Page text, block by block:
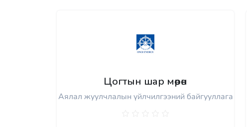
Цогтын шар мөрөн
Аялал жуулчлалын үйлчилгээний байгууллага